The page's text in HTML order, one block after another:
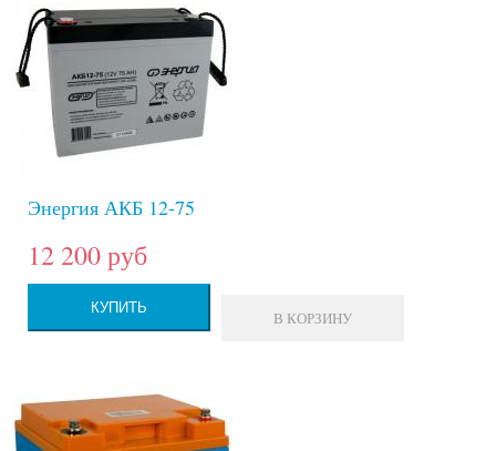
Энергия АКБ 12-75
12 200 руб
КУПИТЬ
В КОРЗИНУ